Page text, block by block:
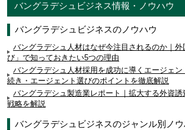
バングラデシュビジネス情報・ノウハウ
バングラデシュビジネスのノウハウ
バングラデシュ人材はなぜ今注目されるのか｜外
び」で知っておきたい5つの理由
バングラデシュ人材採用を成功に導くエージェ
続き・エージェント選びのポイントを徹底解説
バングラデシュ製造業レポート｜拡大する外資誘
戦略を解説
バングラデシュビジネスのジャンル別ノウ